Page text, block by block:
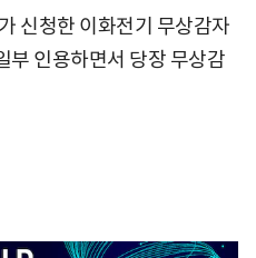
신청한 이화전기 무상감자
부 인용하면서 당장 무상감